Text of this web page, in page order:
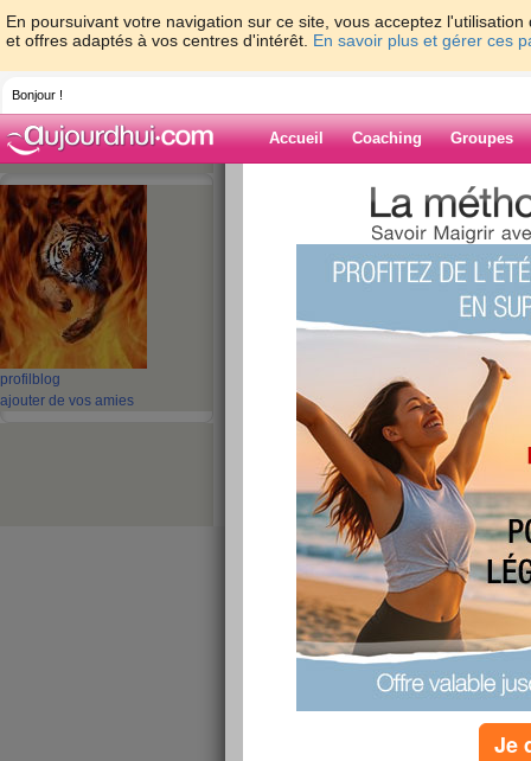
En poursuivant votre navigation sur ce site, vous acceptez
et offres adaptés à vos centres d'intérêt. En savoir plus et gérer ces
Bonjour !
Accueil Coaching Groupes
profil blog
ajouter de vos amies
> > micarême
Blog de bibi971
micarême
Je